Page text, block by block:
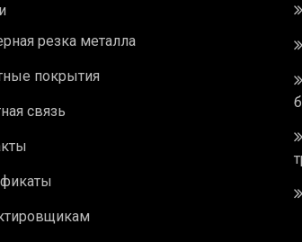
резка металла
покрытия
связь